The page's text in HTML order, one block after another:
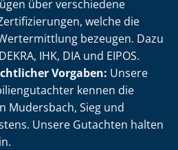
über verschiedene
welche die
bezeugen. Dazu
IHK, DIA und EIPOS.
Vorgaben: Unsere
kennen die
Mudersbach, Sieg und
Unsere Gutachten halten